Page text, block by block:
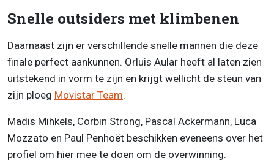
Snelle outsiders met klimbenen
Daarnaast zijn er verschillende snelle mannen die deze
finale perfect aankunnen. Orluis Aular heeft al laten zien
uitstekend in vorm te zijn en krijgt wellicht de steun van
zijn ploeg Movistar Team.
Madis Mihkels, Corbin Strong, Pascal Ackermann, Luca
Mozzato en Paul Penhoët beschikken eveneens over het
profiel om hier mee te doen om de overwinning.